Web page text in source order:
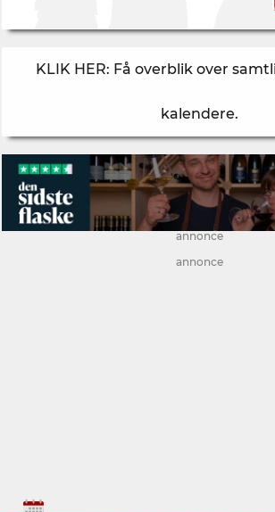
KLIK HER: Få overblik over
kalendere.
annonce
annonce